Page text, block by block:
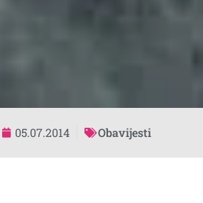
05.07.2014 Obavijesti